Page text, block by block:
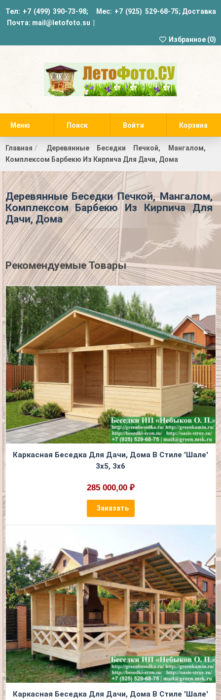
Тел: +7 (499) 390-73-98; Мес: +7 (925) 529-68-75;
Почта: mail@letofoto.su
Доставка
Избранное (0)
Меню Поиск Войти Корзина
Главная
Деревянные Беседки Печкой, Мангалом,
Комплексом Барбекю Из Кирпича Для Дачи, Дома
Деревянные Беседки Печкой, Мангалом,
Комплексом Барбекю Из Кирпича Для
Дачи, Дома
Рекомендуемые Товары
Каркасная Беседка Для Дачи, Дома В Стиле 'Шале'
3х5, 3х6
285 000,00 ₽
Заказать
Каркасная Беседка Для Дачи, Дома В Стиле 'Шале'